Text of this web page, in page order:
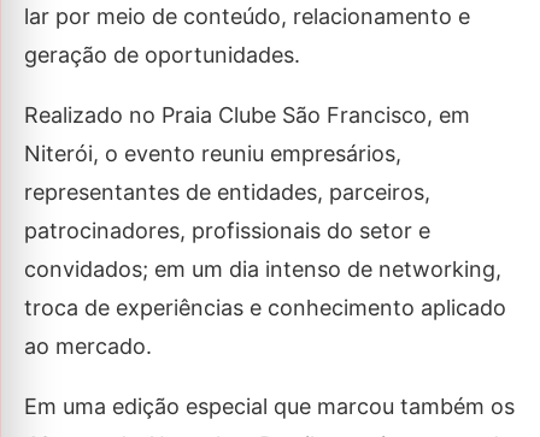
lar por meio de conteúdo, relacionamento e
geração de oportunidades.
Realizado no Praia Clube São Francisco, em
Niterói, o evento reuniu empresários,
representantes de entidades, parceiros,
patrocinadores, profissionais do setor e
convidados; em um dia intenso de networking,
troca de experiências e conhecimento aplicado
ao mercado.
Em uma edição especial que marcou também os